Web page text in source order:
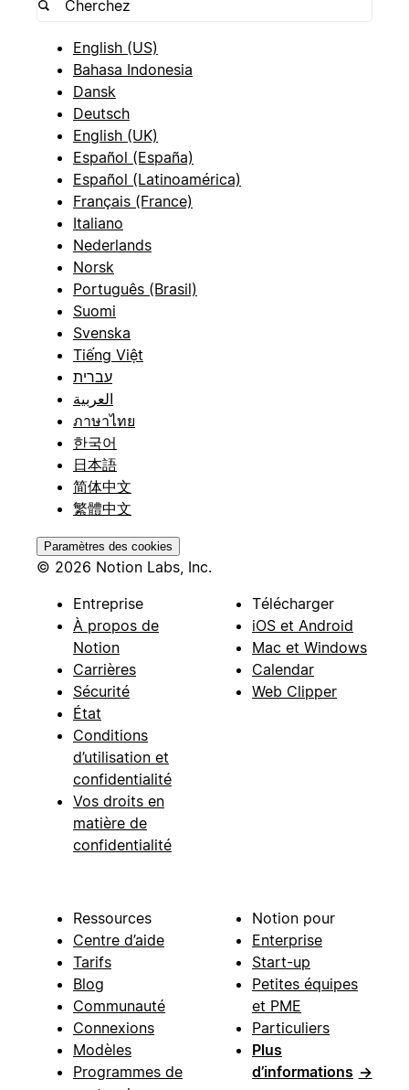
English (US)
Bahasa Indonesia
Dansk
Deutsch
English (UK)
Español (España)
Español (Latinoamérica)
Français (France)
Italiano
Nederlands
Norsk
Português (Brasil)
Suomi
Svenska
Tiếng Việt
עברית
العربية
ภาษาไทย
한국어
日本語
简体中文
繁體中文
Paramètres des cookies
© 2026 Notion Labs, Inc.
Entreprise
À propos de
Notion
Carrières
Sécurité
État
Conditions
d’utilisation et
confidentialité
Vos droits en
matière de
confidentialité
Télécharger
iOS et Android
Mac et Windows
Calendar
Web Clipper
Ressources
Centre d’aide
Tarifs
Blog
Communauté
Connexions
Modèles
Programmes de
Notion pour
Enterprise
Start-up
Petites équipes
et PME
Particuliers
Plus
d’informations →